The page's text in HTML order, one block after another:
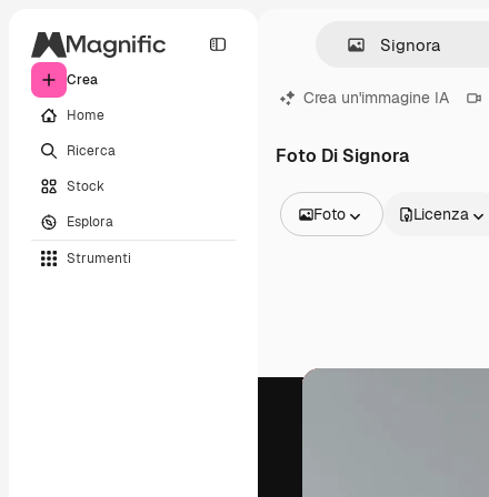
Crea
Home
Ricerca
Stock
Esplora
Strumenti
Crea un'immagine IA
Foto Di Signora
Foto
Video
Licenza